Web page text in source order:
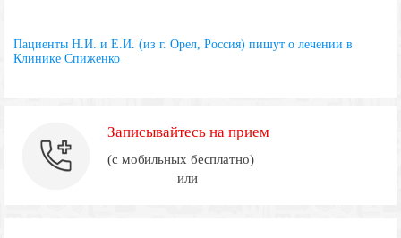
Пациенты Н.И. и Е.И. (из г. Орел, Россия) пишут о лечении в
Клинике Спиженко
Записывайтесь на прием
(с мобильных бесплатно)
или